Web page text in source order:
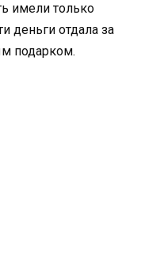
имели только
деньги отдала за
подарком.